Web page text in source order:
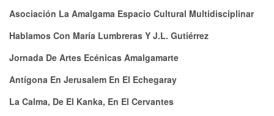
Asociación La Amalgama Espacio Cultural Multidisciplinar
Hablamos Con María Lumbreras Y J.L. Gutiérrez
Jornada De Artes Ecénicas Amalgamarte
Antígona En Jerusalem En El Echegaray
La Calma, De El Kanka, En El Cervantes